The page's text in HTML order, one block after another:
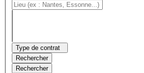
Type de contrat
Rechercher
Rechercher